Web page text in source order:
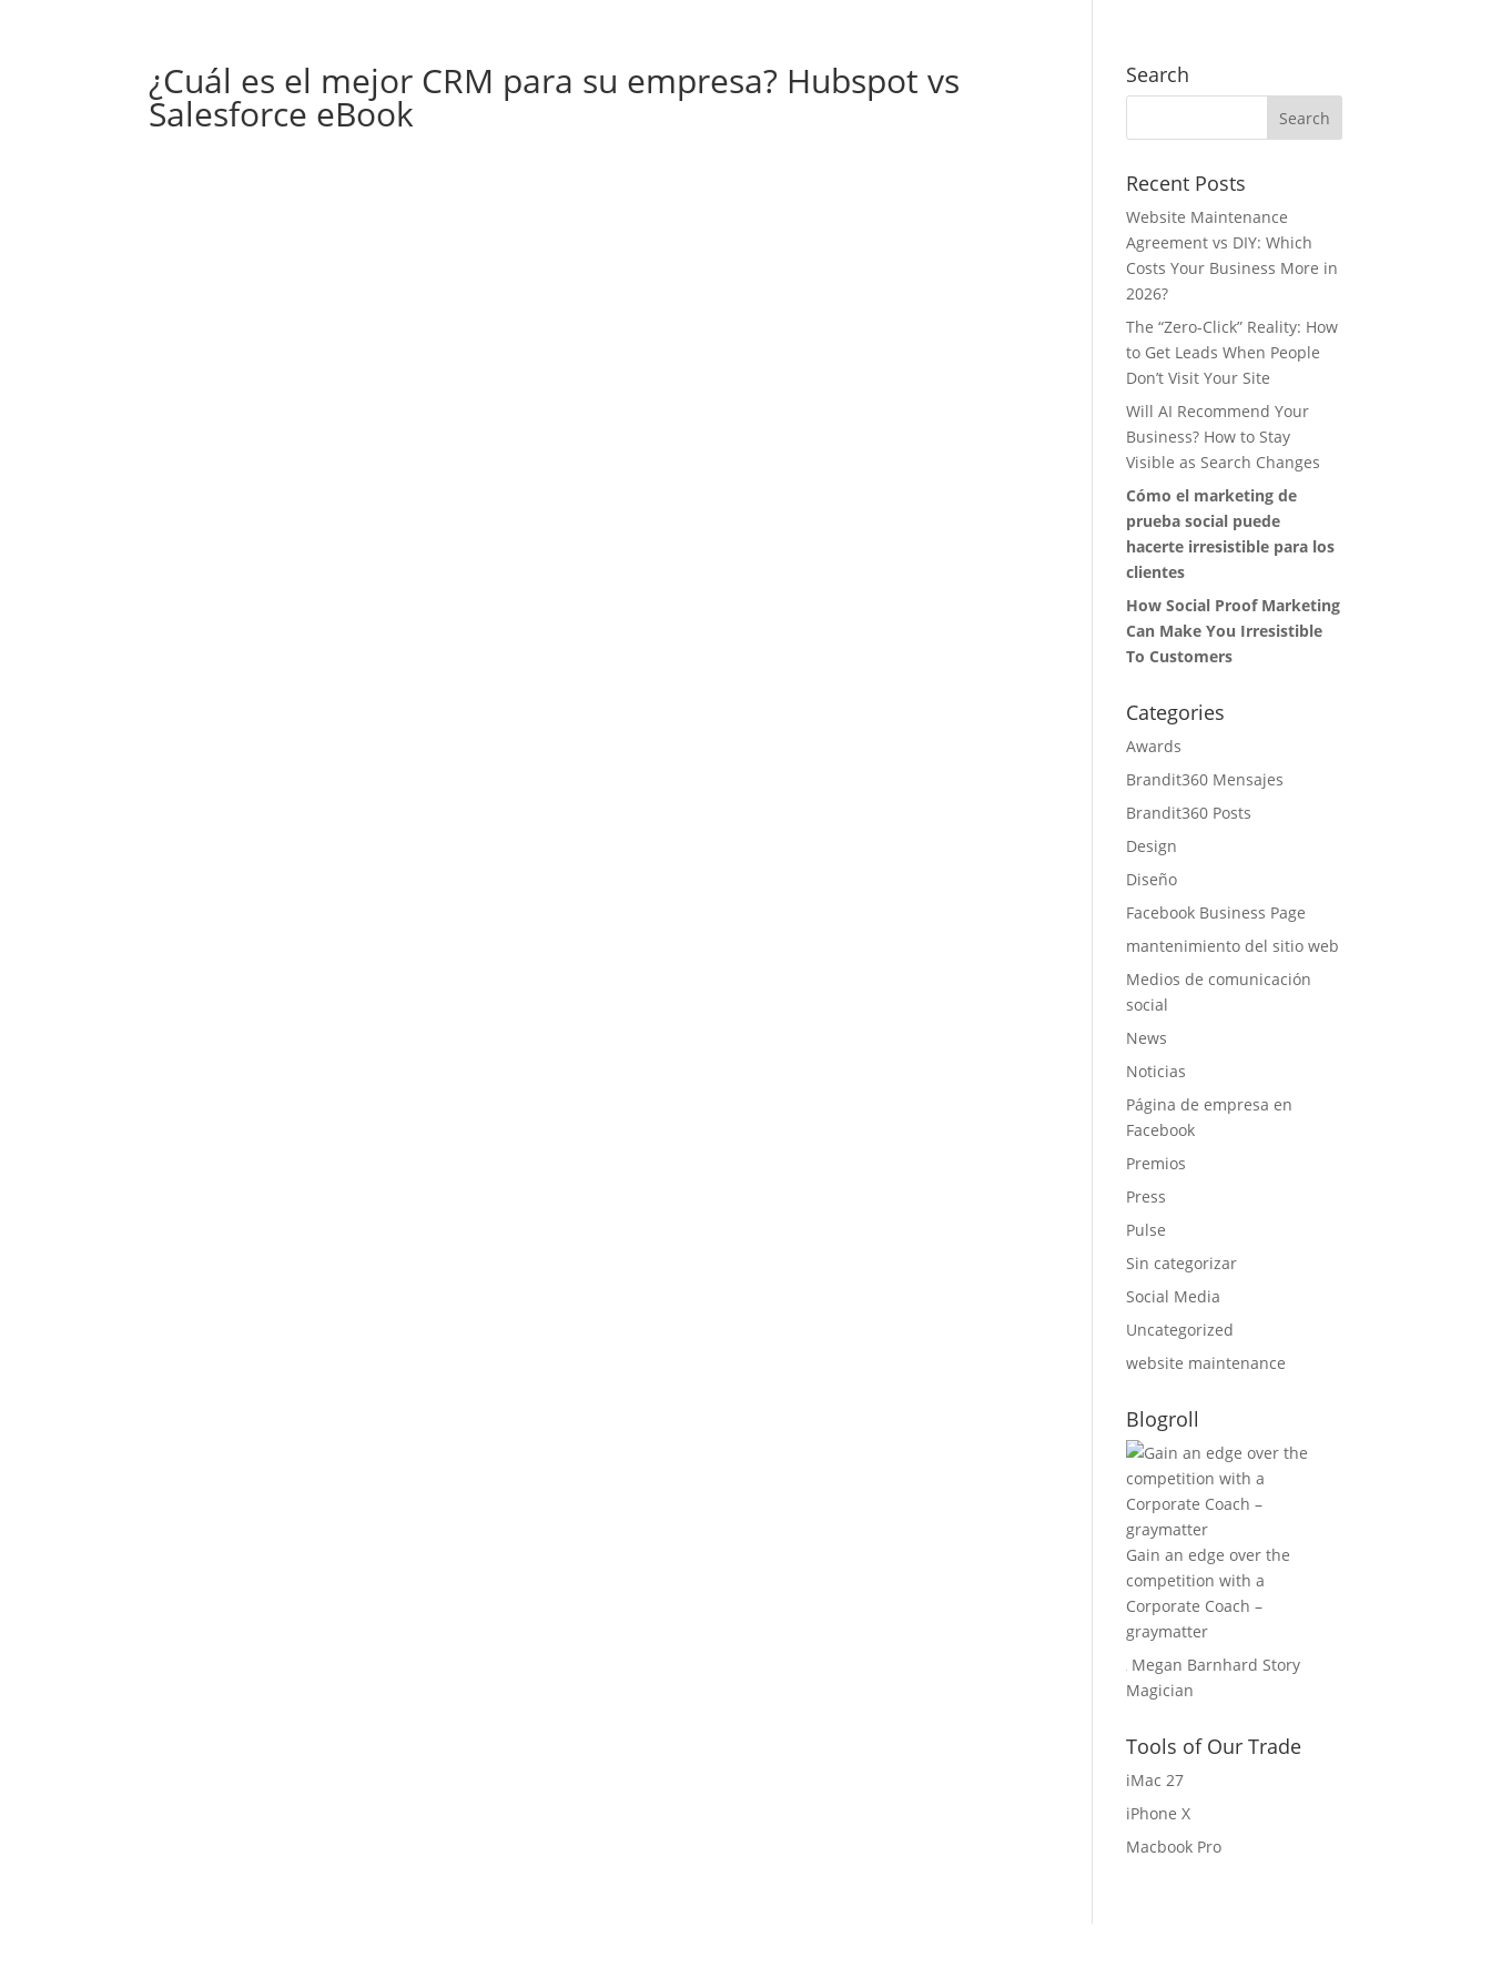
¿Cuál es el mejor CRM para su empresa? Hubspot vs
Salesforce eBook
Search
Recent Posts
Website Maintenance
Agreement vs DIY: Which
Costs Your Business More in
2026?
The “Zero-Click” Reality: How
to Get Leads When People
Don’t Visit Your Site
Will AI Recommend Your
Business? How to Stay
Visible as Search Changes
Cómo el marketing de
prueba social puede
hacerte irresistible para los
clientes
How Social Proof Marketing
Can Make You Irresistible
To Customers
Categories
Awards
Brandit360 Mensajes
Brandit360 Posts
Design
Diseño
Facebook Business Page
mantenimiento del sitio web
Medios de comunicación
social
News
Noticias
Página de empresa en
Facebook
Premios
Press
Pulse
Sin categorizar
Social Media
Uncategorized
website maintenance
Blogroll
Gain an edge over the
competition with a
Corporate Coach –
graymatter
Magician